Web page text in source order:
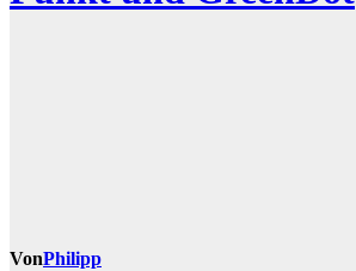
VonPhilipp